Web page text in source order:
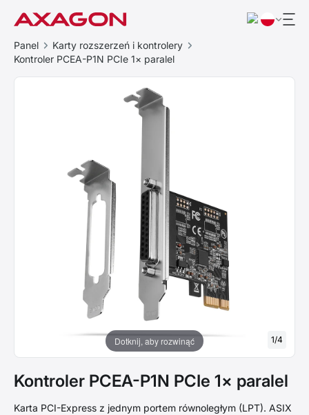
Panel
Karty rozszerzeń i kontrolery
Kontroler PCEA-P1N PCIe 1× paralel
Dotknij, aby rozwinąć 1/4
Kontroler PCEA-P1N PCIe 1× paralel
Karta PCI-Express z jednym portem równoległym (LPT). ASIX